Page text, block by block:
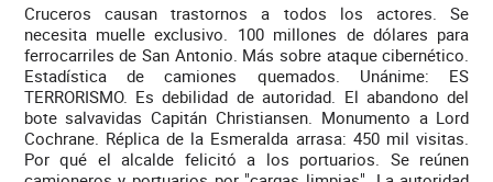
Cruceros causan trastornos a todos los actores. Se
necesita muelle exclusivo. 100 millones de dólares para
ferrocarriles de San Antonio. Más sobre ataque cibernético.
Estadística de camiones quemados. Unánime: ES
TERRORISMO. Es debilidad de autoridad. El abandono del
bote salvavidas Capitán Christiansen. Monumento a Lord
Cochrane. Réplica de la Esmeralda arrasa: 450 mil visitas.
Por qué el alcalde felicitó a los portuarios. Se reúnen